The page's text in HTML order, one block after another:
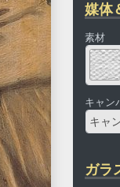
媒体
素材
キャン
キャ
ガラ